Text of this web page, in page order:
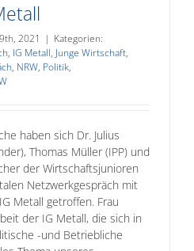
2021 | Kategorien:
, IG Metall, Junge Wirtschaft,
, NRW, Politik,
haben sich Dr. Julius
Thomas Müller (IPP) und
der Wirtschaftsjunioren
Netzwerkgespräch mit
Metall getroffen. Frau
der IG Metall, die sich in
-und Betriebliche